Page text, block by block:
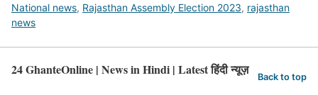
National news, Rajasthan Assembly Election 2023, rajasthan
news
24 GhanteOnline | News in Hindi | Latest हिंदी न्यूज़ Back to top